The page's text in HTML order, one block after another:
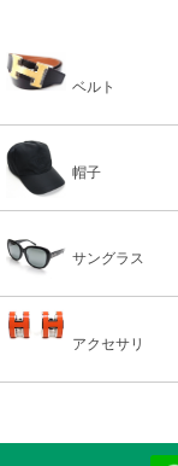
ベルト
帽子
サングラス
アクセサリ